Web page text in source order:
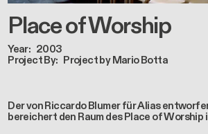
Place of Worship
Year
2003
Project By Project by Mario Botta
Der von Riccardo Blumer für Alias
bereichert den Raum des Place of Worship